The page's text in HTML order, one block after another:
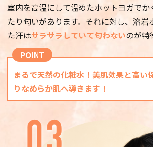
室内を高温にして温めたホットヨガでか
たり匂いがあります。それに対し、溶岩
た汗はサラサラしていて匂わないのが特
POINT
まるで天然の化粧水！美肌効果と高い
りなめらか肌へ導きます！
肩こり・姿勢改善、腰痛改善、身
を整える、肩回りの可動域を広げる
スタジオ
あびこショッピングプ
ラザ
日時
12:15
レッスン強度